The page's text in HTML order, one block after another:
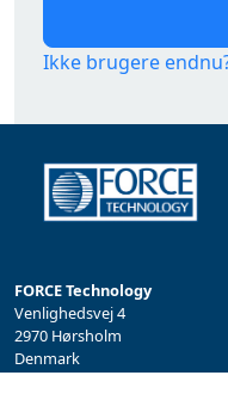
Ikke brugere
FORCE Technology
Venlighedsvej 4
2970 Hørsholm
Denmark